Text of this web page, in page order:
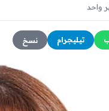
تيليجرام نسخ